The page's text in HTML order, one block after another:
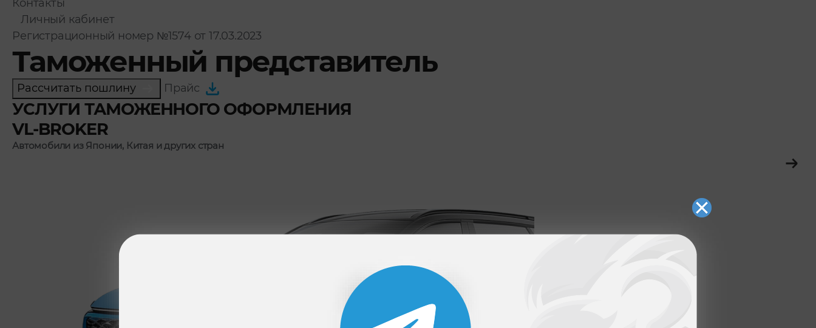
Контакты
Личный кабинет
Регистрационный номер №1574 от 17.03.2023
Таможенный представитель
Рассчитать пошлину Прайс
УСЛУГИ ТАМОЖЕННОГО ОФОРМЛЕНИЯ
VL-BROKER
Автомобили из Японии, Китая и других стран